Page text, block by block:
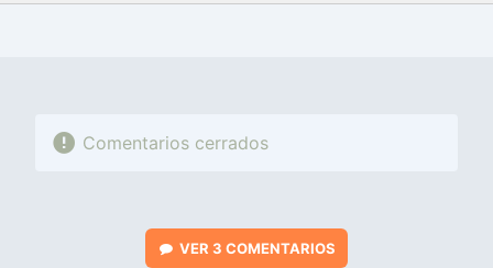
FACEBOOK
TWITTERFLIPBOARD
E-
WHATSAPP
Comentarios cerrados
VER 3 COMENTARIOS